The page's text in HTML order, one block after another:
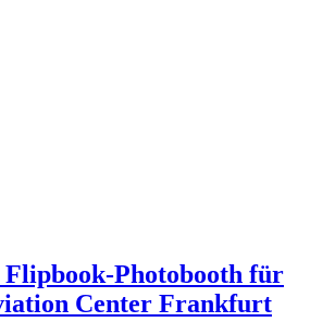
Flipbook-Photobooth für
Center Frankfurt